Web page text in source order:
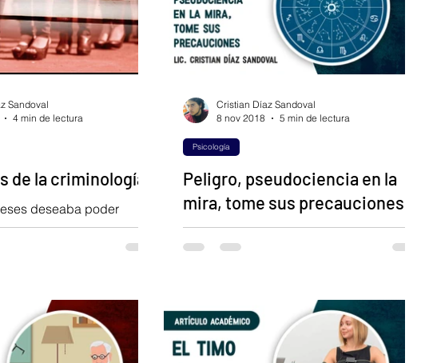
de la criminología
deseaba poder
ardua sobre esta
está presentando en
Sandoval
4 min de lectura
Peligro, pseudociencia en la
mira, tome sus precauciones
Vamos a conocer lo que tu letra
manuscrita dice de ti, de tu personalidad,
Psicología
Cristian Díaz Sandoval
8 nov 2018
5 min de lectura